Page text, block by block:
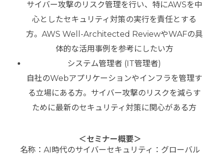
サイバー攻撃のリスク管理を行い、特にAWSを中
心としたセキュリティ対策の実行を責任とする
方。AWS Well-Architected ReviewやWAFの具
体的な活用事例を参考にしたい方
システム管理者 (IT管理者)
自社のWebアプリケーションやインフラを管理す
る立場にある方。サイバー攻撃のリスクを減らす
ために最新のセキュリティ対策に関心がある方
＜セミナー概要＞
名称：AI時代のサイバーセキュリティ：グローバル